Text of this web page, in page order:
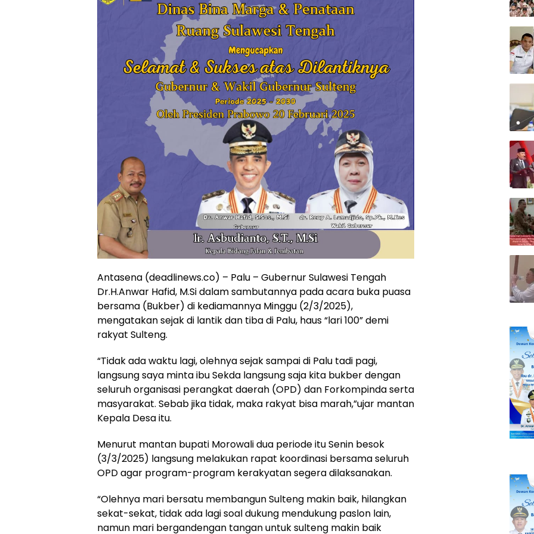
Antasena (deadlinews.co) – Palu – Gubernur Sulawesi Tengah
Dr.H.Anwar Hafid, M.Si dalam sambutannya pada acara buka puasa
bersama (Bukber) di kediamannya Minggu (2/3/2025),
mengatakan sejak di lantik dan tiba di Palu, haus “lari 100” demi
rakyat Sulteng.
“Tidak ada waktu lagi, olehnya sejak sampai di Palu tadi pagi,
langsung saya minta ibu Sekda langsung saja kita bukber dengan
seluruh organisasi perangkat daerah (OPD) dan Forkompinda serta
masyarakat. Sebab jika tidak, maka rakyat bisa marah,”ujar mantan
Kepala Desa itu.
Menurut mantan bupati Morowali dua periode itu Senin besok
(3/3/2025) langsung melakukan rapat koordinasi bersama seluruh
OPD agar program-program kerakyatan segera dilaksanakan.
“Olehnya mari bersatu membangun Sulteng makin baik, hilangkan
sekat-sekat, tidak ada lagi soal dukung mendukung paslon lain,
namun mari bergandengan tangan untuk sulteng makin baik